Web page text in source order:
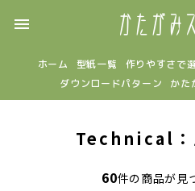
menu
ホーム 型紙一覧 作りやすさで
ダウンロードパターン
かた
Technical：
60件の商品が見